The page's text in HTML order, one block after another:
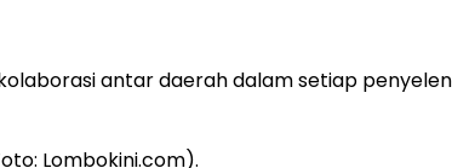
antar daerah dalam setiap